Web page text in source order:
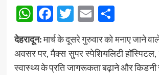
WhatsApp
Facebook
Twitter
EmailShare
देहरादून:मार्च के दूसरे गुरुवार को मनाए जाने
अवसर पर, मैक्स सुपर स्पेशियलिटी हॉस्पिटल,
स्वास्थ्य के प्रति जागरूकता बढ़ाने और किडनी